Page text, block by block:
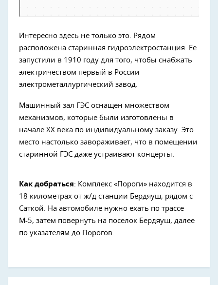
Интересно здесь не только это. Рядом
расположена старинная гидроэлектростанция. Ее
запустили в 1910 году для того, чтобы снабжать
электричеством первый в России
электрометаллургический завод.
Машинный зал ГЭС оснащен множеством
механизмов, которые были изготовлены в
начале XX века по индивидуальному заказу. Это
место настолько завораживает, что в помещении
старинной ГЭС даже устраивают концерты.
Как добраться: Комплекс «Пороги» находится в
18 километрах от ж/д станции Бердяуш, рядом с
Саткой. На автомобиле нужно ехать по трассе
М-5, затем повернуть на поселок Бердяуш, далее
по указателям до Порогов.